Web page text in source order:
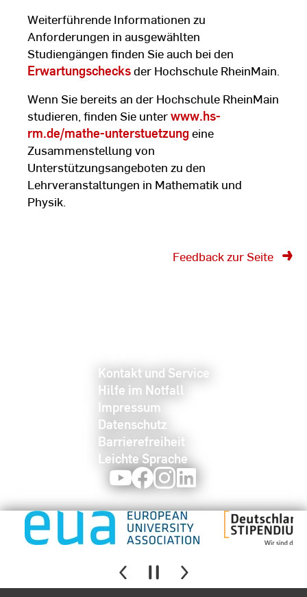
Weiterführende Informationen zu
Anforderungen in ausgewählten
Studiengängen finden Sie auch bei den
Erwartungschecksder Hochschule RheinMain.
Wenn Sie bereits an der Hochschule RheinMain
studieren, finden Sie unterwww.hs-
rm.de/mathe-unterstuetzung eine
Zusammenstellung von
Unterstützungsangeboten zu den
Lehrveranstaltungen in Mathematik und
Physik.
Feedback zur Seite
Kontakt und Service
Hilfe im Notfall
Impressum
Datenschutz
Barrierefreiheit
Leichte Sprache
YoutubeFacebookInstagram